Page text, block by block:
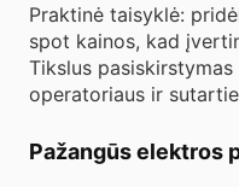
Praktinė taisyklė:
spot kainos, kad
Tikslus
operatoriaus ir
Pažangūs elektros